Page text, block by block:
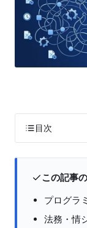
目次
この記事
プログラ
法務・情